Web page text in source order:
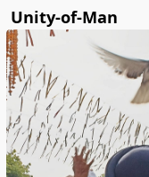
Unity-of-Man